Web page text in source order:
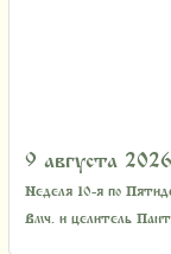
9 августа
Неделя 10-я по
Вмч. и целитель